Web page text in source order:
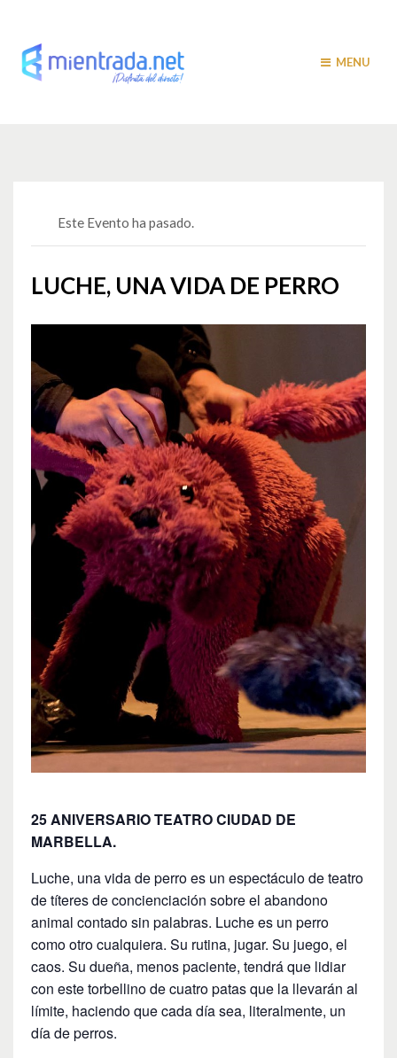
MENU
Este Evento ha pasado.
LUCHE, UNA VIDA DE PERRO
25 ANIVERSARIO TEATRO CIUDAD DE
MARBELLA.
Luche, una vida de perro es un espectáculo de teatro
de títeres de concienciación sobre el abandono
animal contado sin palabras. Luche es un perro
como otro cualquiera. Su rutina, jugar. Su juego, el
caos. Su dueña, menos paciente, tendrá que lidiar
con este torbellino de cuatro patas que la llevarán al
límite, haciendo que cada día sea, literalmente, un
día de perros.